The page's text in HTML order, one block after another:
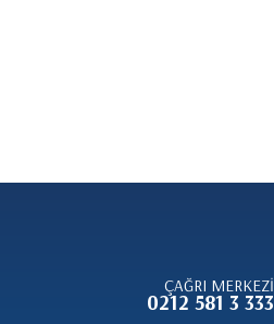
Bahar Alerjisi ile Başa
ÇAĞRI MERKEZİ
0212 581 3 333